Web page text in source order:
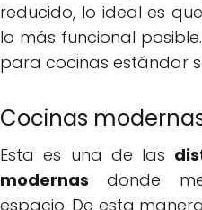
reducido, lo ideal es
lo más funcional
para cocinas estándar
Cocinas
Esta es una de las
modernas donde
espacio. De esta